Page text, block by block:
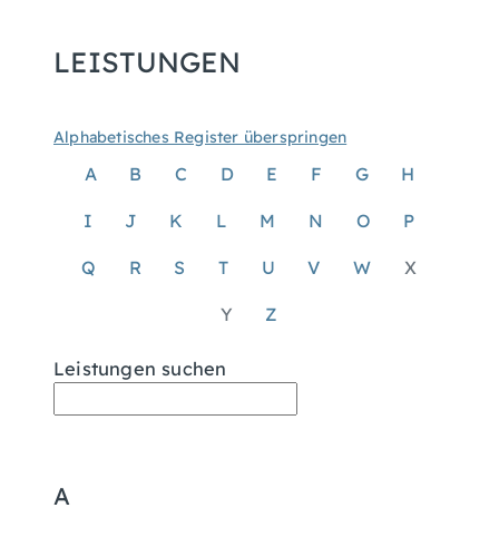
LEISTUNGEN
Alphabetisches Register überspringen
A B C D E F G H
I J K L M N O P
Q R S T U V W X
Y Z
Leistungen suchen
A